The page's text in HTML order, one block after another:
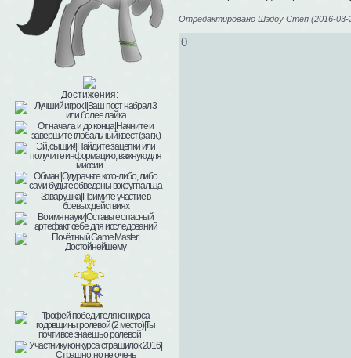
Достижения:
Отредактировано Шэдоу Степ (2016-03-
0